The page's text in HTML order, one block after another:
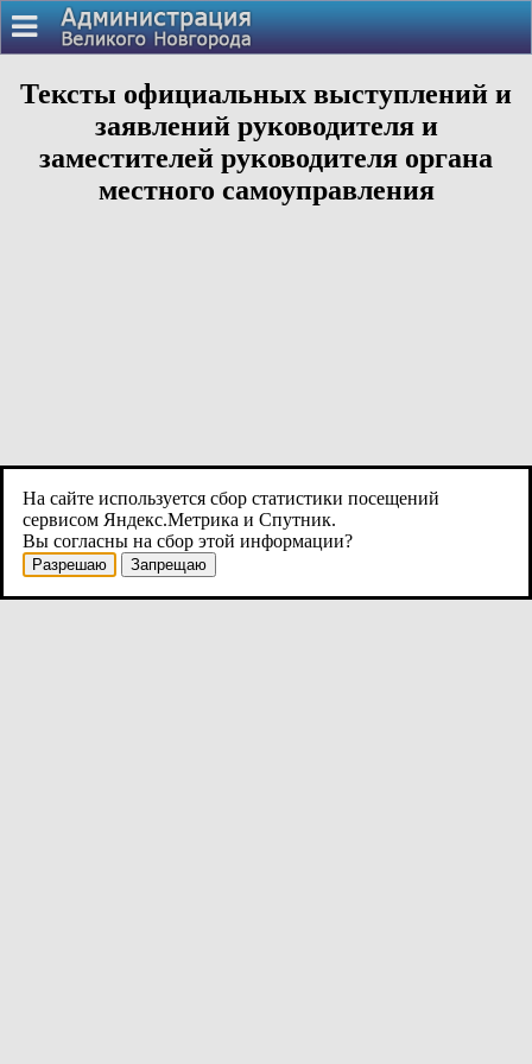
Тексты официальных выступлений и
заявлений руководителя и
заместителей руководителя органа
местного самоуправления
На сайте используется сбор статистики посещений
сервисом Яндекс.Метрика и Спутник.
Вы согласны на сбор этой информации?
Разрешаю Запрещаю